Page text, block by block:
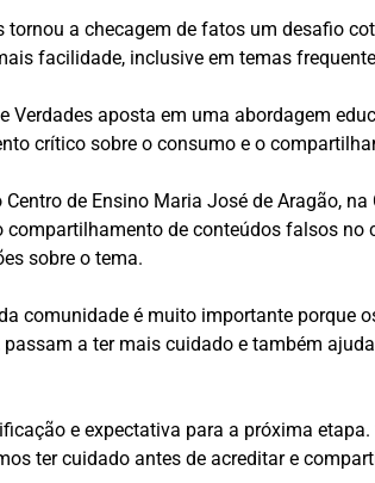
a checagem de fatos um desafio
facilidade, inclusive em temas
Verdades aposta em uma abordagem
crítico sobre o consumo e o
de Ensino Maria José de Aragão,
de conteúdos falsos
sobre o tema.
comunidade é muito importante
a ter mais cuidado e também
e expectativa para a próxima
ter cuidado antes de acreditar e